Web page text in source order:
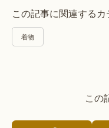
この記事に関連する
着物
この